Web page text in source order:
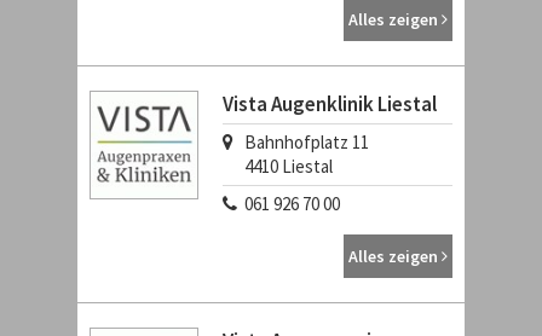
Alles zeigen
Vista Augenklinik Liestal
Bahnhofplatz 11
4410 Liestal
061 926 70 00
Alles zeigen